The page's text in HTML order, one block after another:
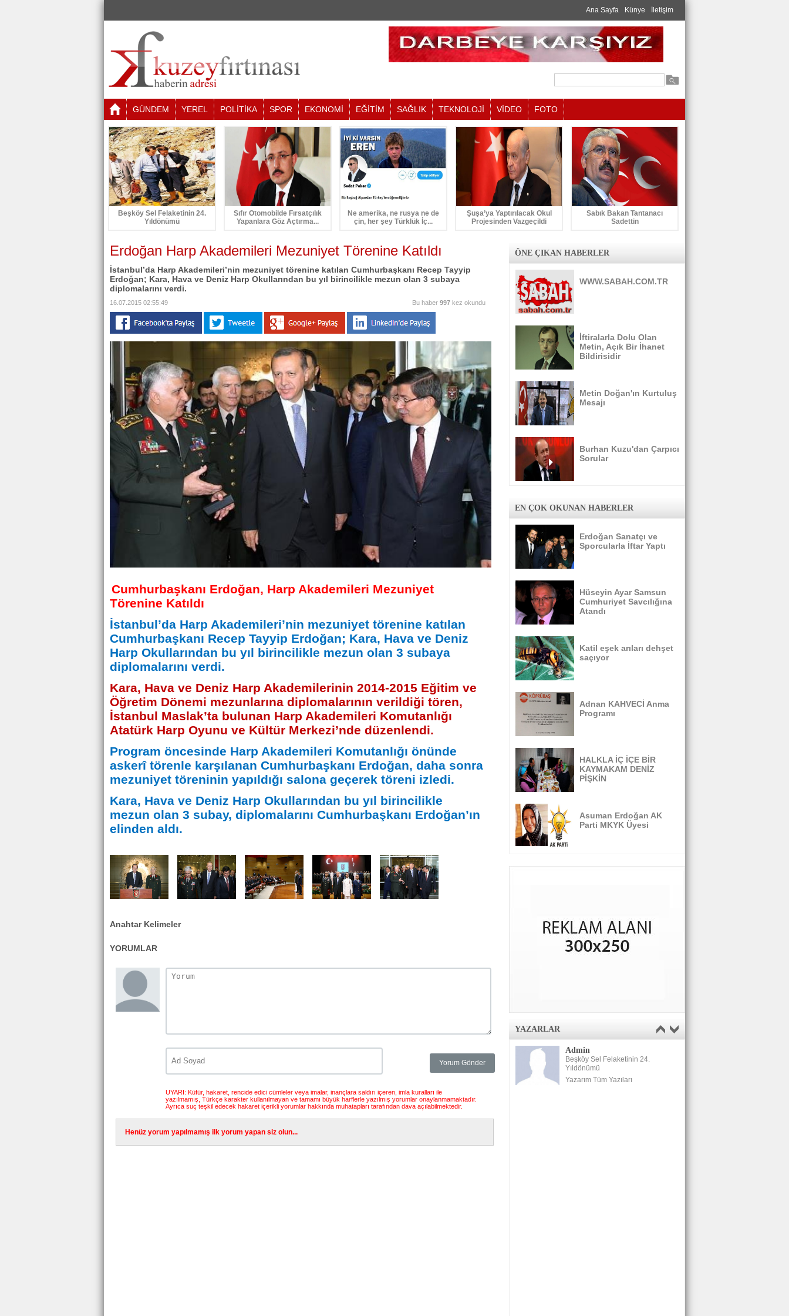
Ana Sayfa Künye İletişim
GÜNDEM YEREL POLİTİKA SPOR EKONOMİ EĞİTİM SAĞLIK TEKNOLOJİ VİDEO FOTO
Beşköy Sel Felaketinin 24.
Yıldönümü
Sıfır Otomobilde Fırsatçılık
Yapanlara Göz Açtırma...
Ne amerika, ne rusya ne de
çin, her şey Türklük İç...
Şuşa’ya Yaptırılacak Okul
Projesinden Vazgeçildi
Sabık Bakan Tantanacı
Sadettin
Erdoğan Harp Akademileri Mezuniyet Törenine Katıldı
İstanbul’da Harp Akademileri’nin mezuniyet törenine katılan Cumhurbaşkanı Recep Tayyip
Erdoğan; Kara, Hava ve Deniz Harp Okullarından bu yıl birincilikle mezun olan 3 subaya
diplomalarını verdi.
16.07.2015 02:55:49 Bu haber 997 kez okundu
Cumhurbaşkanı Erdoğan, Harp Akademileri Mezuniyet
Törenine Katıldı
İstanbul’da Harp Akademileri’nin mezuniyet törenine katılan
Cumhurbaşkanı Recep Tayyip Erdoğan; Kara, Hava ve Deniz
Harp Okullarından bu yıl birincilikle mezun olan 3 subaya
diplomalarını verdi.
Kara, Hava ve Deniz Harp Akademilerinin 2014-2015 Eğitim ve
Öğretim Dönemi mezunlarına diplomalarının verildiği tören,
İstanbul Maslak’ta bulunan Harp Akademileri Komutanlığı
Atatürk Harp Oyunu ve Kültür Merkezi’nde düzenlendi.
Program öncesinde Harp Akademileri Komutanlığı önünde
askerî törenle karşılanan Cumhurbaşkanı Erdoğan, daha sonra
mezuniyet töreninin yapıldığı salona geçerek töreni izledi.
Kara, Hava ve Deniz Harp Okullarından bu yıl birincilikle
mezun olan 3 subay, diplomalarını Cumhurbaşkanı Erdoğan’ın
elinden aldı.
Anahtar Kelimeler
YORUMLAR
UYARI: Küfür, hakaret, rencide edici cümleler veya imalar, inançlara saldırı içeren, imla kuralları ile
yazılmamış, Türkçe karakter kullanılmayan ve tamamı büyük harflerle yazılmış yorumlar onaylanmamaktadır.
Ayrıca suç teşkil edecek hakaret içerikli yorumlar hakkında muhatapları tarafından dava açılabilmektedir.
Henüz yorum yapılmamış ilk yorum yapan siz olun...
ÖNE ÇIKAN HABERLER
WWW.SABAH.COM.TR
İftiralarla Dolu Olan
Metin, Açık Bir İhanet
Bildirisidir
Metin Doğan'ın Kurtuluş
Mesajı
Burhan Kuzu'dan Çarpıcı
Sorular
EN ÇOK OKUNAN HABERLER
Erdoğan Sanatçı ve
Sporcularla İftar Yaptı
Hüseyin Ayar Samsun
Cumhuriyet Savcılığına
Atandı
Katil eşek arıları dehşet
saçıyor
Adnan KAHVECİ Anma
Programı
HALKLA İÇ İÇE BİR
KAYMAKAM DENİZ
PİŞKİN
Asuman Erdoğan AK
Parti MKYK Üyesi
YAZARLAR
Admin
Beşköy Sel Felaketinin 24.
Yıldönümü
Yazarım Tüm Yazıları